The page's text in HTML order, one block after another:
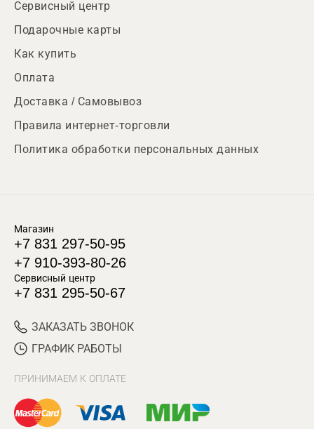
Сервисный центр
Подарочные карты
Как купить
Оплата
Доставка / Самовывоз
Правила интернет-торговли
Политика обработки персональных данных
Магазин
+7 831 297-50-95
+7 910-393-80-26
Сервисный центр
+7 831 295-50-67
ЗАКАЗАТЬ ЗВОНОК
ГРАФИК РАБОТЫ
ПРИНИМАЕМ К ОПЛАТЕ